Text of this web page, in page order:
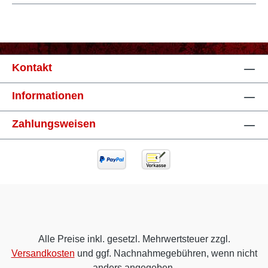
Kontakt
Informationen
Zahlungsweisen
Alle Preise inkl. gesetzl. Mehrwertsteuer zzgl.
Versandkosten und ggf. Nachnahmegebühren, wenn nicht